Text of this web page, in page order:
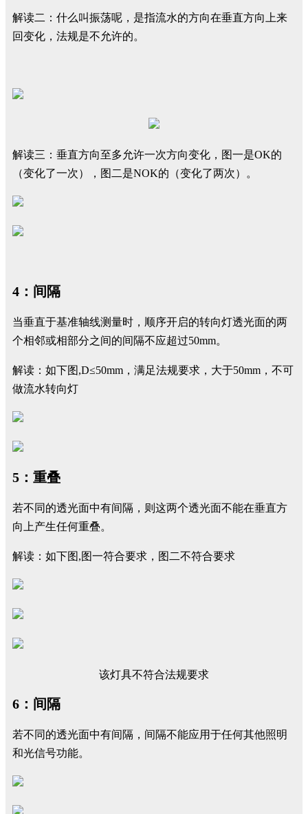
解读二：什么叫振荡呢，是指流水的方向在垂直方向上来
回变化，法规是不允许的。
解读三：垂直方向至多允许一次方向变化，图一是OK的
（变化了一次），图二是NOK的（变化了两次）。
4：间隔
当垂直于基准轴线测量时，顺序开启的转向灯透光面的两
个相邻或相部分之间的间隔不应超过50mm。
解读：如下图,D≤50mm，满足法规要求，大于50mm，不可
做流水转向灯
5：重叠
若不同的透光面中有间隔，则这两个透光面不能在垂直方
向上产生任何重叠。
解读：如下图,图一符合要求，图二不符合要求
该灯具不符合法规要求
6：间隔
若不同的透光面中有间隔，间隔不能应用于任何其他照明
和光信号功能。